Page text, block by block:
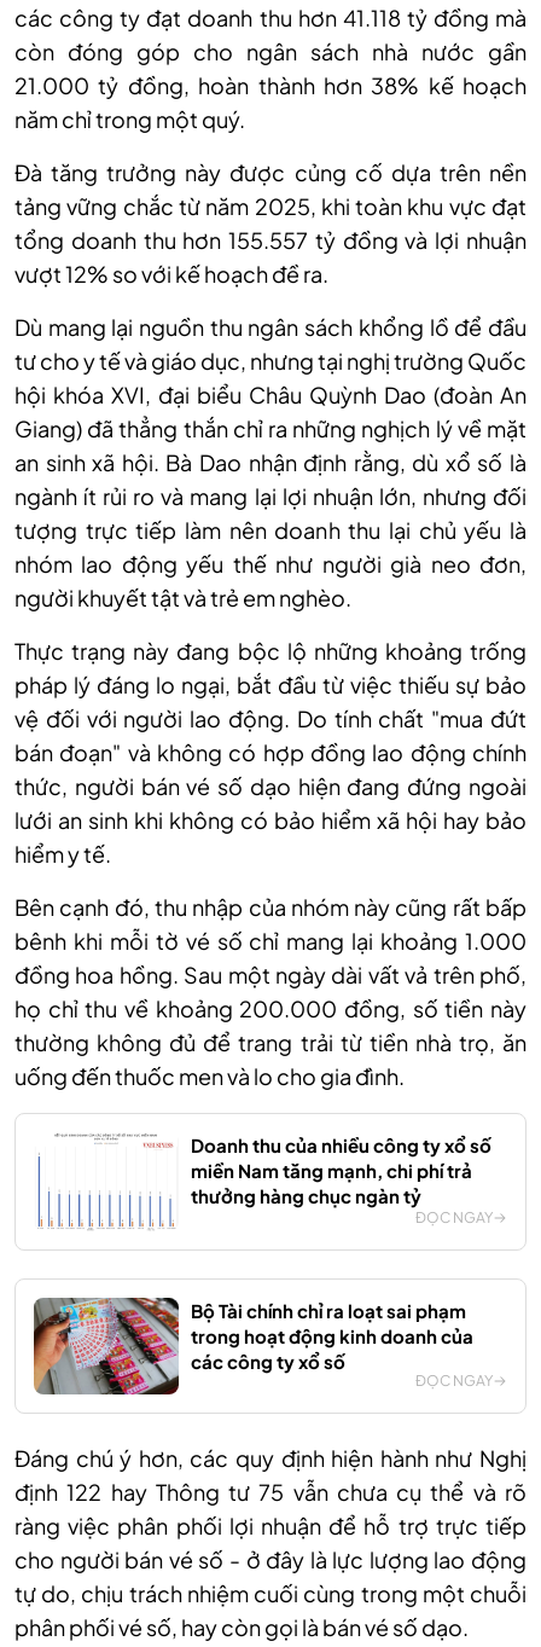
các công ty đạt doanh thu hơn 41.118 tỷ đồng mà
còn đóng góp cho ngân sách nhà nước gần
21.000 tỷ đồng, hoàn thành hơn 38% kế hoạch
năm chỉ trong một quý.
Đà tăng trưởng này được củng cố dựa trên nền
tảng vững chắc từ năm 2025, khi toàn khu vực đạt
tổng doanh thu hơn 155.557 tỷ đồng và lợi nhuận
vượt 12% so với kế hoạch đề ra.
Dù mang lại nguồn thu ngân sách khổng lồ để đầu
tư cho y tế và giáo dục, nhưng tại nghị trường Quốc
hội khóa XVI, đại biểu Châu Quỳnh Dao (đoàn An
Giang) đã thẳng thắn chỉ ra những nghịch lý về mặt
an sinh xã hội. Bà Dao nhận định rằng, dù xổ số là
ngành ít rủi ro và mang lại lợi nhuận lớn, nhưng đối
tượng trực tiếp làm nên doanh thu lại chủ yếu là
nhóm lao động yếu thế như người già neo đơn,
người khuyết tật và trẻ em nghèo.
Thực trạng này đang bộc lộ những khoảng trống
pháp lý đáng lo ngại, bắt đầu từ việc thiếu sự bảo
vệ đối với người lao động. Do tính chất "mua đứt
bán đoạn" và không có hợp đồng lao động chính
thức, người bán vé số dạo hiện đang đứng ngoài
lưới an sinh khi không có bảo hiểm xã hội hay bảo
hiểm y tế.
Bên cạnh đó, thu nhập của nhóm này cũng rất bấp
bênh khi mỗi tờ vé số chỉ mang lại khoảng 1.000
đồng hoa hồng. Sau một ngày dài vất vả trên phố,
họ chỉ thu về khoảng 200.000 đồng, số tiền này
thường không đủ để trang trải từ tiền nhà trọ, ăn
uống đến thuốc men và lo cho gia đình.
Doanh thu của nhiều công ty xổ số
miền Nam tăng mạnh, chi phí trả
thưởng hàng chục ngàn tỷ
ĐỌC NGAY
Bộ Tài chính chỉ ra loạt sai phạm
trong hoạt động kinh doanh của
các công ty xổ số
ĐỌC NGAY
Đáng chú ý hơn, các quy định hiện hành như Nghị
định 122 hay Thông tư 75 vẫn chưa cụ thể và rõ
ràng việc phân phối lợi nhuận để hỗ trợ trực tiếp
cho người bán vé số - ở đây là lực lượng lao động
tự do, chịu trách nhiệm cuối cùng trong một chuỗi
phân phối vé số, hay còn gọi là bán vé số dạo.